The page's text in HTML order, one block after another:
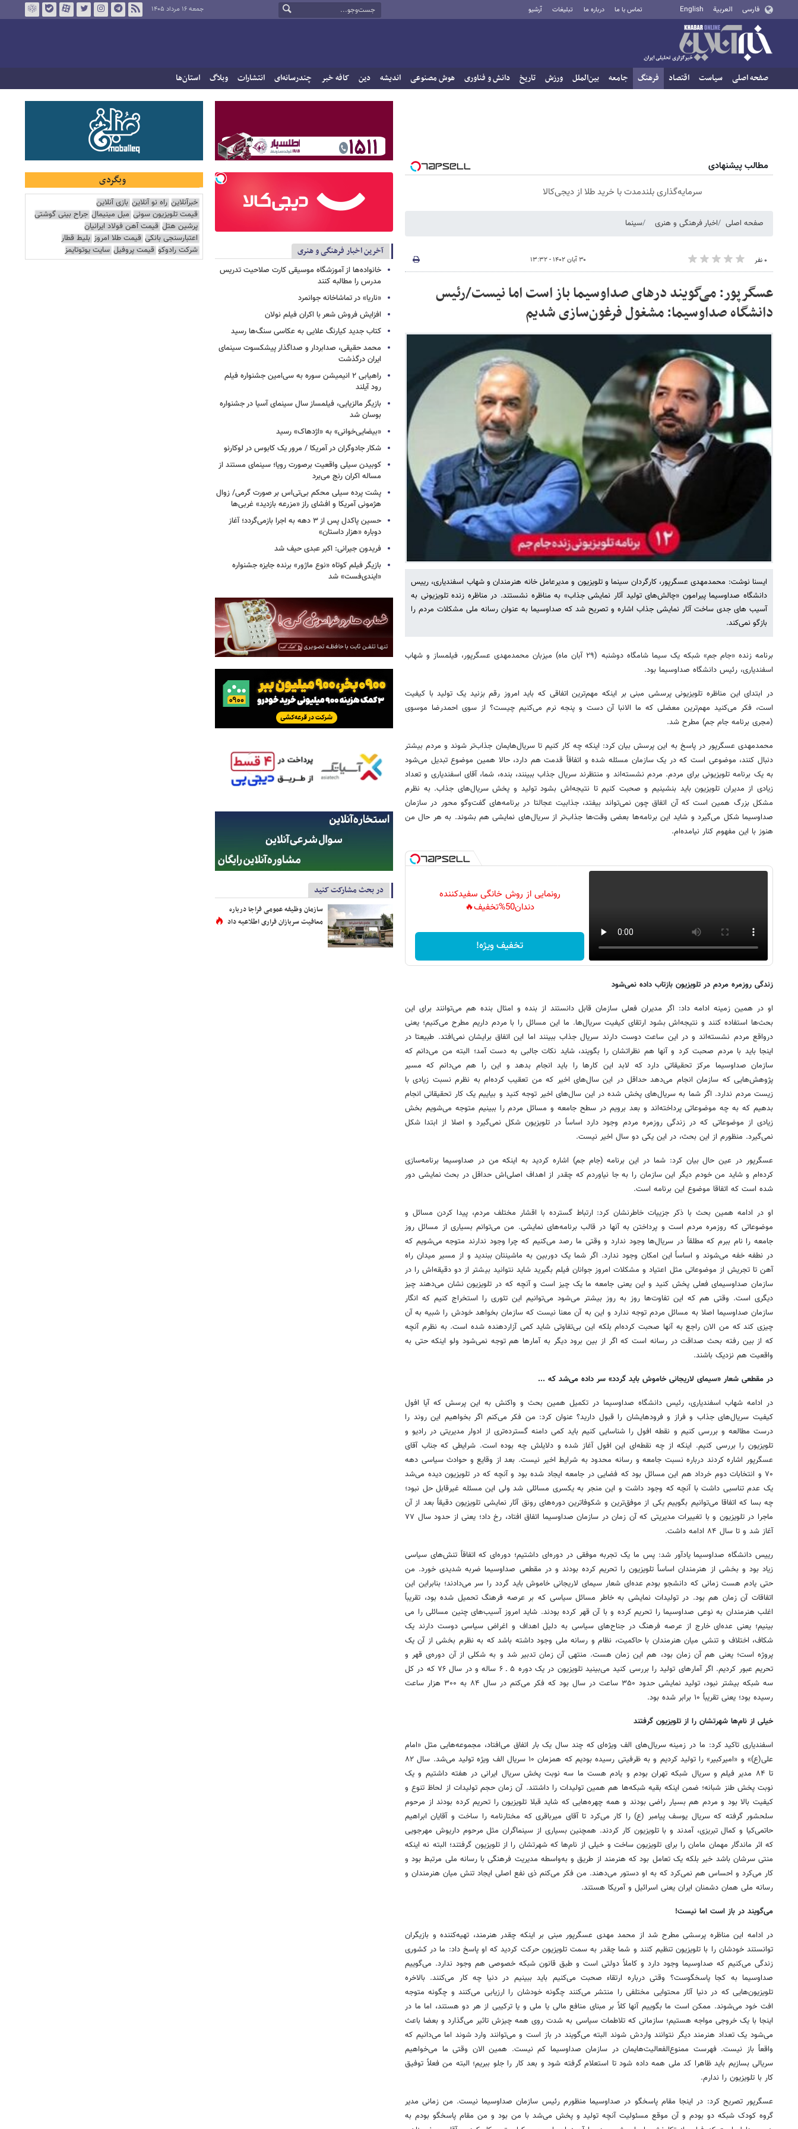
فارسی العربية English تماس با ما درباره ما تبلیغات آرشیو جمعه ۱۶ مرداد ۱۴۰۵
صفحه اصلی سیاست اقتصاد فرهنگ جامعه بین‌الملل ورزش تاریخ دانش و فناوری هوش مصنوعی اندیشه دین کافه خبر چندرسانه‌ای انتشارات وبلاگ استان‌ها
مطالب پیشنهادی
سرمایه‌گذاری بلندمدت با خرید طلا از دیجی‌کالا
صفحه اصلی اخبار فرهنگی و هنری سینما
۰ نفر ۳۰ آبان ۱۴۰۲ - ۱۳:۳۲
عسگرپور: می‌گویند درهای صداوسیما باز است اما نیست/رئیس
دانشگاه صداوسیما: مشغول فرغون‌سازی شدیم
ایسنا نوشت: محمدمهدی عسگرپور، کارگردان سینما و تلویزیون و مدیرعامل خانه هنرمندان و شهاب اسفندیاری، رییس
دانشگاه صداوسیما پیرامون «چالش‌های تولید آثار نمایشی جذاب» به مناظره نشستند. در مناظره زنده تلویزیونی به
آسیب های جدی ساخت آثار نمایشی جذاب اشاره و تصریح شد که صداوسیما به عنوان رسانه ملی مشکلات مردم را
بازگو نمی‌کند.
برنامه زنده «جام جم» شبکه یک سیما شامگاه دوشنبه (۲۹ آبان ماه) میزبان محمدمهدی عسگرپور، فیلمساز و شهاب
اسفندیاری، رئیس دانشگاه صداوسیما بود.
در ابتدای این مناظره تلویزیونی پرسشی مبنی بر اینکه مهم‌ترین اتفاقی که باید امروز رقم بزنید یک تولید با کیفیت
است، فکر می‌کنید مهم‌ترین معضلی که ما الانبا آن دست و پنجه نرم می‌کنیم چیست؟ از سوی احمدرضا موسوی
(مجری برنامه جام جم) مطرح شد.
محمدمهدی عسگرپور در پاسخ به این پرسش بیان کرد: اینکه چه کار کنیم تا سریال‌هایمان جذاب‌تر شوند و مردم بیشتر
دنبال کنند، موضوعی است که در یک سازمان مسئله شده و اتفاقاً قدمت هم دارد، حالا همین موضوع تبدیل می‌شود
به یک برنامه تلویزیونی برای مردم. مردم نشسته‌اند و منتظرند سریال جذاب ببینند، بنده، شما، آقای اسفندیاری و تعداد
زیادی از مدیران تلویزیون باید بنشینیم و صحبت کنیم تا نتیجه‌اش بشود تولید و پخش سریال‌های جذاب. به نظرم
مشکل بزرگ همین است که آن اتفاق چون نمی‌تواند بیفتد، جذابیت عجالتا در برنامه‌های گفت‌وگو محور در سازمان
صداوسیما شکل می‌گیرد و شاید این برنامه‌ها بعضی وقت‌ها جذاب‌تر از سریال‌های نمایشی هم بشوند. به هر حال من
هنوز با این مفهوم کنار نیامده‌ام.
رونمایی از روش خانگی سفیدکننده
دندان50%تخفیف🔥
تخفیف ویژه!
زندگی روزمره مردم در تلویزیون بازتاب داده نمی‌شود
او در همین زمینه ادامه داد: اگر مدیران فعلی سازمان قابل دانستند از بنده و امثال بنده هم می‌توانند برای این
بحث‌ها استفاده کنند و نتیجه‌اش بشود ارتقای کیفیت سریال‌ها. ما این مسائل را با مردم داریم مطرح می‌کنیم؛ یعنی
درواقع مردم نشسته‌اند و در این ساعت دوست دارند سریال جذاب ببینند اما این اتفاق برایشان نمی‌افتد. طبیعتا در
اینجا باید با مردم صحبت کرد و آنها هم نظراتشان را بگویند، شاید نکات جالبی به دست آمد؛ البته من می‌دانم که
سازمان صداوسیما مرکز تحقیقاتی دارد که لابد این کارها را باید انجام بدهد و این را هم می‌دانم که مسیر
پژوهش‌هایی که سازمان انجام می‌دهد حداقل در این سال‌های اخیر که من تعقیب کرده‌ام به نظرم نسبت زیادی با
زیست مردم ندارد. اگر شما به سریال‌های پخش شده در این سال‌های اخیر توجه کنید و بیاییم یک کار تحقیقاتی انجام
بدهیم که به چه موضوعاتی پرداخته‌اند و بعد برویم در سطح جامعه و مسائل مردم را ببینیم متوجه می‌شویم بخش
زیادی از موضوعاتی که در زندگی روزمره مردم وجود دارد اساساً در تلویزیون شکل نمی‌گیرد و اصلا از ابتدا شکل
نمی‌گیرد. منظورم از این بحث، در این یکی دو سال اخیر نیست.
عسگرپور در عین حال بیان کرد: شما در این برنامه (جام جم) اشاره کردید به اینکه من در صداوسیما برنامه‌سازی
کرده‌ام و شاید من خودم دیگر این سازمان را به جا نیاوردم که چقدر از اهداف اصلی‌اش حداقل در بحث نمایشی دور
شده است که اتفاقا موضوع این برنامه است.
او در ادامه همین بحث با ذکر جزییات خاطرنشان کرد: ارتباط گسترده با اقشار مختلف مردم، پیدا کردن مسائل و
موضوعاتی که روزمره مردم است و پرداختن به آنها در قالب برنامه‌های نمایشی. من می‌توانم بسیاری از مسائل روز
جامعه را نام ببرم که مطلقاً در سریال‌ها وجود ندارد و وقتی ما رصد می‌کنیم که چرا وجود ندارند متوجه می‌شویم که
در نطفه خفه می‌شوند و اساساً این امکان وجود ندارد. اگر شما یک دوربین به ماشینتان ببندید و از مسیر میدان راه
آهن تا تجریش از موضوعاتی مثل اعتیاد و مشکلات امروز جوانان فیلم بگیرید شاید نتوانید بیشتر از دو دقیقه‌اش را در
سازمان صداوسیمای فعلی پخش کنید و این یعنی جامعه ما یک چیز است و آنچه که در تلویزیون نشان می‌دهند چیز
دیگری است. وقتی هم که این تفاوت‌ها روز به روز بیشتر می‌شود می‌توانیم این تئوری را استخراج کنیم که انگار
سازمان صداوسیما اصلا به مسائل مردم توجه ندارد و این به آن معنا نیست که سازمان بخواهد خودش را شبیه به آن
چیزی کند که من الان راجع به آنها صحبت کرده‌ام بلکه این بی‌تفاوتی شاید کمی آزاردهنده شده است. به نظرم آنچه
که از بین رفته بحث صداقت در رسانه است که اگر از بین برود دیگر به آمارها هم توجه نمی‌شود ولو اینکه حتی به
واقعیت هم نزدیک باشند.
در مقطعی شعار «سیمای لاریجانی خاموش باید گردد» سر داده می‌شد که ...
در ادامه شهاب اسفندیاری، رئیس دانشگاه صداوسیما در تکمیل همین بحث و واکنش به این پرسش که آیا افول
کیفیت سریال‌های جذاب و فراز و فرودهایشان را قبول دارید؟ عنوان کرد: من فکر می‌کنم اگر بخواهیم این روند را
درست مطالعه و بررسی کنیم و نقطه افول را شناسایی کنیم باید کمی دامنه گسترده‌تری از ادوار مدیریتی در رادیو و
تلویزیون را بررسی کنیم. اینکه از چه نقطه‌ای این افول آغاز شده و دلایلش چه بوده است. شرایطی که جناب آقای
عسگرپور اشاره کردند درباره نسبت جامعه و رسانه محدود به شرایط اخیر نیست. بعد از وقایع و حوادث سیاسی دهه
۷۰ و انتخابات دوم خرداد هم این مسائل بود که فضایی در جامعه ایجاد شده بود و آنچه که در تلویزیون دیده می‌شد
یک عدم تناسبی داشت با آنچه که وجود داشت و این منجر به یکسری مسائلی شد ولی این مسئله غیرقابل حل نبود؛
چه بسا که اتفاقا می‌توانیم بگوییم یکی از موفق‌ترین و شکوفاترین دوره‌های رونق آثار نمایشی تلویزیون دقیقاً بعد از آن
ماجرا در تلویزیون و با تغییرات مدیریتی که آن زمان در سازمان صداوسیما اتفاق افتاد، رخ داد؛ یعنی از حدود سال ۷۷
آغاز شد و تا سال ۸۴ ادامه داشت.
رییس دانشگاه صداوسیما یادآور شد: پس ما یک تجربه موفقی در دوره‌ای داشتیم؛ دوره‌ای که اتفاقاً تنش‌های سیاسی
زیاد بود و بخشی از هنرمندان اساساً تلویزیون را تحریم کرده بودند و در مقطعی صداوسیما ضربه شدیدی خورد. من
حتی یادم هست زمانی که دانشجو بودم عده‌ای شعار سیمای لاریجانی خاموش باید گردد را سر می‌دادند؛ بنابراین این
اتفاقات آن زمان هم بود. در تولیدات نمایشی به خاطر مسائل سیاسی که بر عرصه فرهنگ تحمیل شده بود، تقریباً
اغلب هنرمندان به نوعی صداوسیما را تحریم کرده و با آن قهر کرده بودند. شاید امروز آسیب‌های چنین مسائلی را می
بینیم؛ یعنی عده‌ای خارج از عرصه فرهنگ در جناح‌های سیاسی به دلیل اهداف و اغراض سیاسی دوست دارند یک
شکاف، اختلاف و تنشی میان هنرمندان با حاکمیت، نظام و رسانه ملی وجود داشته باشد که به نظرم بخشی از آن یک
پروژه است؛ یعنی هم آن زمان بود، هم این زمان هست. منتهی آن زمان تدبیر شد و به شکلی از آن دوره‌ی قهر و
تحریم عبور کردیم. اگر آمارهای تولید را بررسی کنید می‌بینید تلویزیون در یک دوره ۵ ـ ۶ ساله و در سال ۷۶ که در کل
سه شبکه‌ بیشتر نبود، تولید نمایشی حدود ۳۵۰ ساعت در سال بود که فکر می‌کنم در سال ۸۴ به ۳۰۰ هزار ساعت
رسیده بود؛ یعنی تقریباً ۱۰ برابر شده بود.
خیلی از نام‌ها شهرتشان را از تلویزیون گرفتند
اسفندیاری تاکید کرد: ما در زمینه سریال‌های الف ویژه‌ای که چند سال یک بار اتفاق می‌افتاد، مجموعه‌هایی مثل «امام
علی(ع)» و «امیرکبیر» را تولید کردیم و به ظرفیتی رسیده بودیم که همزمان ۱۰ سریال الف ویژه تولید می‌شد. سال ۸۲
تا ۸۴ مدیر فیلم و سریال شبکه تهران بودم و یادم هست ما سه نوبت پخش سریال ایرانی در هفته داشتیم و یک
نوبت پخش طنز شبانه؛ ضمن اینکه بقیه شبکه‌ها هم همین تولیدات را داشتند. آن زمان حجم تولیدات از لحاظ تنوع و
کیفیت بالا بود و مردم هم بسیار راضی بودند و همه چهره‌هایی که شاید قبلا تلویزیون را تحریم کرده بودند از مرحوم
سلحشور گرفته که سریال یوسف پیامبر (ع) را کار می‌کرد تا آقای میرباقری که مختارنامه را ساخت و آقایان ابراهیم
حاتمی‌کیا و کمال تبریزی، آمدند و با تلویزیون کار کردند. همچنین بسیاری از سینماگران مثل مرحوم داریوش مهرجویی
که اثر ماندگار مهمان مامان را برای تلویزیون ساخت و خیلی از نام‌ها که شهرتشان را از تلویزیون گرفتند؛ البته نه اینکه
منتی سرشان باشد خیر بلکه یک تعامل بود که هنرمند از طریق و به‌واسطه مدیریت فرهنگی با رسانه ملی مرتبط بود و
کار می‌کرد و احساس هم نمی‌کرد که به او دستور می‌دهند. من فکر می‌کنم ذی نفع اصلی ایجاد تنش میان هنرمندان و
رسانه ملی همان دشمنان ایران یعنی اسرائیل و آمریکا هستند.
می‌گویند در باز است اما نیست!
در ادامه این مناظره پرسشی مطرح شد از محمد مهدی عسگرپور مبنی بر اینکه چقدر هنرمند، تهیه‌کننده و بازیگران
توانستند خودشان را با تلویزیون تنظیم کنند و شما چقدر به سمت تلویزیون حرکت کردید که او پاسخ داد: ما در کشوری
زندگی می‌کنیم که صداوسیما وجود دارد و کاملاً دولتی است و طبق قانون شبکه خصوصی هم وجود ندارد. می‌گوییم
صداوسیما به کجا پاسخگوست؟ وقتی درباره ارتقاء صحبت می‌کنیم باید ببینیم در دنیا چه کار می‌کنند. بالاخره
تلویزیون‌هایی که در دنیا آثار محتوایی مختلفی را منتشر می‌کنند چگونه خودشان را ارزیابی می‌کنند و چگونه متوجه
افت خود می‌شوند. ممکن است ما بگوییم آنها کلاً بر مبنای منافع مالی یا ملی و یا ترکیبی از هر دو هستند، اما ما در
اینجا با یک خروجی مواجه هستیم؛ سازمانی که تلاطمات سیاسی به شدت روی همه چیزش تاثیر می‌گذارد و بعضا باعث
می‌شود یک تعداد هنرمند دیگر نتوانند واردش شوند البته می‌گویند در باز است و می‌توانند وارد شوند اما می‌دانیم که
واقعاً باز نیست. فهرست ممنوع‌الفعالیت‌هایمان در سازمان صداوسیما کم نیست. همین الان وقتی ما می‌خواهیم
سریالی بسازیم باید ظاهرا کد ملی همه داده شود تا استعلام گرفته شود و بعد کار را جلو ببریم؛ البته من فعلاً توفیق
کار با تلویزیون را ندارم.
عسگرپور تصریح کرد: در اینجا مقام پاسخگو در صداوسیما منظورم رئیس سازمان صداوسیما نیست. من زمانی مدیر
گروه کودک شبکه دو بودم و آن موقع مسئولیت آنچه تولید و پخش می‌شد با من بود و من مقام پاسخگو بودم به
آخرین اخبار فرهنگی و هنری
خانواده‌ها از آموزشگاه موسیقی کارت صلاحیت تدریس
مدرس را مطالبه کنند
«ناریا» در تماشاخانه جوانمرد
افزایش فروش شعر با اکران فیلم نولان
کتاب جدید کیارنگ علایی به عکاسی سنگ‌ها رسید
محمد حقیقی، صدابردار و صداگذار پیشکسوت سینمای
ایران درگذشت
راهیابی ۲ انیمیشن سوره به سی‌امین جشنواره فیلم
رود آیلند
بازیگر مالزیایی، فیلمساز سال سینمای آسیا در جشنواره
بوسان شد
«بیضایی‌خوانی» به «اژدهاک» رسید
شکار جادوگران در آمریکا / مرور یک کابوس در لوکارنو
کوبیدن سیلی واقعیت برصورت رویا؛ سینمای مستند از
مساله اکران رنج می‌برد
پشت پرده سیلی محکم بی‌تی‌اس بر صورت گرمی/ زوال
هژمونی آمریکا و افشای راز «مزرعه بازدید» غربی‌ها
حسین پاکدل پس از ۳ دهه به اجرا بازمی‌گردد؛ آغاز
دوباره «هزار داستان»
فریدون جیرانی: اکبر عبدی حیف شد
بازیگر فیلم کوتاه «نوع ماژور» برنده جایزه جشنواره
«ایندی‌فست» شد
در بحث مشارکت کنید
سازمان وظیفه عمومی فراجا درباره
معافیت سربازان فراری اطلاعیه داد
وبگردی
خبرآنلاین راه نو آنلاین بازی آنلاین
قیمت تلویزیون سونی مبل مینیمال جراح بینی گوشتی
پرشین هتل قیمت آهن فولاد ایرانیان
اعتبارسنجی بانکی قیمت طلا امروز بلیط قطار
شرکت رادوکو قیمت پروفیل سایت یوتوتایمز